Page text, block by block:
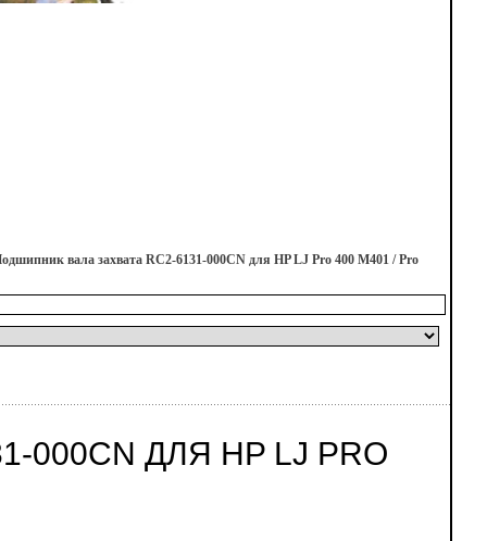
вала захвата RC2-6131-000CN для HP LJ Pro 400 M401 / Pro
ДЛЯ HP LJ PRO